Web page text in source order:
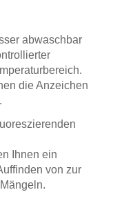
abwaschbar
die Anzeichen
Ihnen ein
von zur